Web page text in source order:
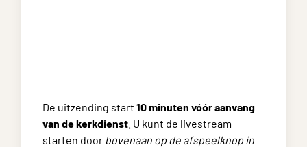
De uitzending start 10 minuten vóór aanvang
van de kerkdienst . U kunt de livestream
starten door bovenaan op de afspeelknop in